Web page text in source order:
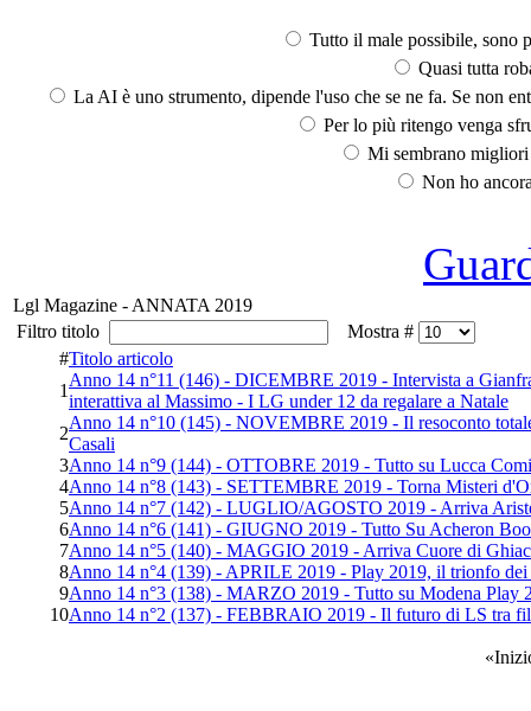
Tutto il male possibile, sono
Quasi tutta
La AI è uno strumento, dipende l'uso che se ne fa. Se non
Per lo più ritengo venga
Mi sembrano
Non ho
Lgl Magazine - ANNATA 2019
Filtro titolo
Mostra #
#Titolo articolo
1
Anno 14 n°11 (146) - DICEMBRE 2019 - Intervista a
interattiva al Massimo - I LG under 12 da regalare a Natale
2
Anno 14 n°10 (145) - NOVEMBRE 2019 - Il resoconto
Casali
3Anno 14 n°9 (144) - OTTOBRE 2019 - Tutto su Lucca
4Anno 14 n°8 (143) - SETTEMBRE 2019 - Torna Misteri
5Anno 14 n°7 (142) - LUGLIO/AGOSTO 2019 - Arriva
6Anno 14 n°6 (141) - GIUGNO 2019 - Tutto Su Acheron
7Anno 14 n°5 (140) - MAGGIO 2019 - Arriva Cuore di
8Anno 14 n°4 (139) - APRILE 2019 - Play 2019, il trionfo dei
9Anno 14 n°3 (138) - MARZO 2019 - Tutto su Modena Play
10Anno 14 n°2 (137) - FEBBRAIO 2019 - Il futuro di LS tra
«